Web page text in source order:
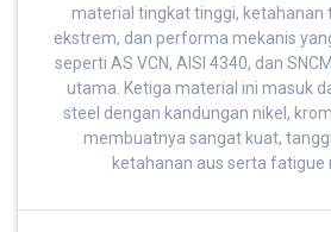
material tingkat tinggi, ketahanan
ekstrem, dan performa mekanis
seperti AS VCN, AISI 4340, dan
utama. Ketiga material ini masuk
steel dengan kandungan nikel,
membuatnya sangat kuat,
ketahanan aus serta fatigue